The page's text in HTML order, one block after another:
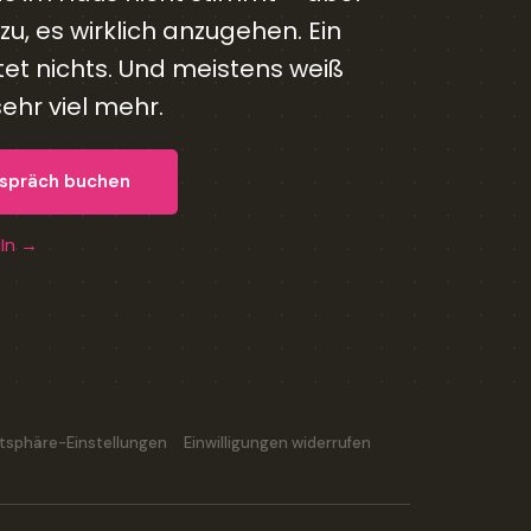
es wirklich anzugehen. Ein
nichts. Und meistens weiß
viel mehr.
buchen
→
Einstellungen Einwilligungen widerrufen